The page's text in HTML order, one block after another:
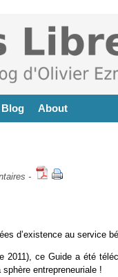
Blog About
-
d’existence au service
2011), ce Guide a été
entrepreneuriale !